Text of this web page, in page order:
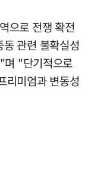
으로 전쟁 확전
관련 불확실성
며 "단기적으로
리미엄과 변동성